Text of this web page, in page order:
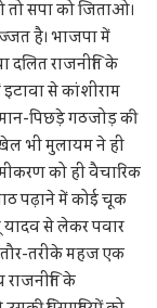
सपा को जिताओ।
है। भाजपा में
राजनीति के
इटावा से कांशीराम
पिछड़े गठजोड़ की
भी मुलायम ने ही
को ही वैचारिक
पढ़ाने में कोई चूक
यादव से लेकर पवार
तरीके महज एक
राजनीति के